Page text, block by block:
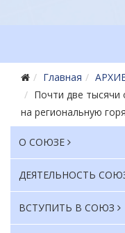
Главная
Почти две тысячи
на региональную
О СОЮЗЕ
ДЕЯТЕЛЬНОСТЬ
ВСТУПИТЬ В СОЮЗ